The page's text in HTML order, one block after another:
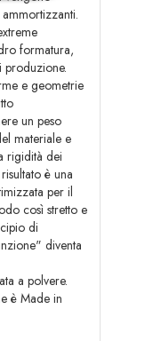
formatura,
produzione.
e geometrie
un peso
materiale e
rigidità dei
è una
per il
così stretto e
di
diventa
a polvere.
è Made in